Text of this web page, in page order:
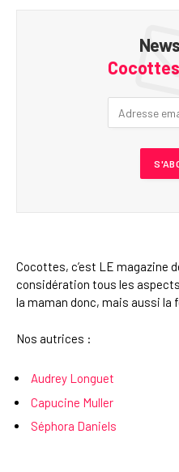
Cocottes, c’est LE magazine
considération tous les aspects
la maman donc, mais aussi la
Nos autrices :
Audrey Longuet
Capucine Muller
Séphora Daniels